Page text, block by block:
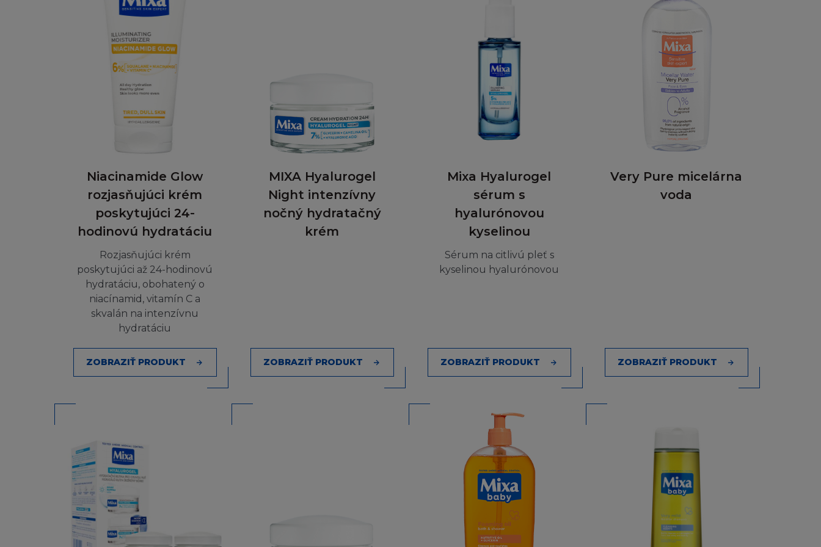
Niacinamide Glow
rozjasňujúci krém
poskytujúci 24-
hodinovú hydratáciu
Rozjasňujúci krém
poskytujúci až 24-hodinovú
hydratáciu, obohatený o
niacínamid, vitamín C a
skvalán na intenzívnu
hydratáciu
ZOBRAZIŤ PRODUKT
MIXA Hyalurogel
Night intenzívny
nočný hydratačný
krém
ZOBRAZIŤ PRODUKT
Mixa Hyalurogel
sérum s
hyalurónovou
kyselinou
Sérum na citlivú pleť s
kyselinou hyalurónovou
ZOBRAZIŤ PRODUKT
Very Pure micelárna
voda
ZOBRAZIŤ PRODUKT
(i) učiníte ne více než jednu tištěnou kopii takovéto informace a pokud již žádné další kopie
(ii) využijete staženou nebo vytištěnou kopii pouze k osobnímu a nekomerčnímu účelu, a
(iii) zachováte u takto pořízené kopie všechna prohlášení a informace o autorských právech,
s tím, že budete nadále vázán(a) těmito Podmínkámi v této textaci a znění.
Dále není dovoleno nabízet k prodeji, nebo prodávat nebo šířit Obsah nebo jeho část přes
jakékoliv informační kanály (včetně šíření televizním nebo rádiovým vysíláním, nebo šířením
přes počítačovou síť). Není dovoleno poskytovat jakoukoukoliv část Stránky pro jinou
stránku, ať přes hypertextový odkaz nebo jinak. Stránka a informace v ní obsažené nesmí být
použity k vytvoření jakéhokoliv druhu databáze, a stejně tak nesmí být Stránka ukládána
(ani celá, ani její část) do vámi či třetími osobami zpřístupněných databází nebo k šíření
databázových stránek obsahujících celou nebo jen část Stránky.
SVOLENÍ
Pokud budete chtít získat informace od firmy L´Oréal ohledně svolení používat jakýkoliv
Obsah, nebo pokud budete chtít připojit vaši stránku k oficiální Stránce L´Oréal, zašlete váš
dotaz na
Stránka a Obsah jsou poskytovány "jak jsou" a nezahrnují žádnou záruku jakéhokoliv druhu,
ani výlučnou ani vyplývající z Obsahu, do plné výše povolené ve shodě s příslušným
zákonem obsahujícím (mimo jiné) vyloučení ze záruky vlastnického nároku, prodejnosti,
uspokojivé kvality, vhodnosti pro daný účel a neporušení vlastnického práva nebo práva třetí
osoby. L´Oréal dále nepřijímá zodpovědnost nebo závazek za funkce obsažené na Stránce a
nezaručuje, že stránka bude fungovat nepřerušovaně nebo bezchybně, nebo že případné
nedostatky budou opraveny. Vezměte, prosím, na vědomí, že některé zákony nepovolují
vyloučení ze záruky tak, že některé nebo všechny výše zmíněné výjimky se na vás
L´Oréal nezaručuje kompatibilnost s vaším počítačovým vybavením nebo nepřítomnost
chyb, virů, červů nebo "Trojských koňů" na Stránce nebo serveru.